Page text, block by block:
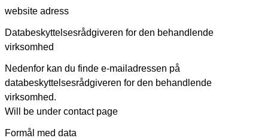
website adress
Databeskyttelsesrådgiveren for den behandlende
virksomhed
Nedenfor kan du finde e-mailadressen på
databeskyttelsesrådgiveren for den behandlende
virksomhed.
Will be under contact page
Formål med data